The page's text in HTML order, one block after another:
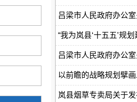
吕梁市人民政府办公
“我为岚县‘十五五’规
吕梁市人民政府办公
以前瞻的战略规划擘
岚县烟草专卖局关于